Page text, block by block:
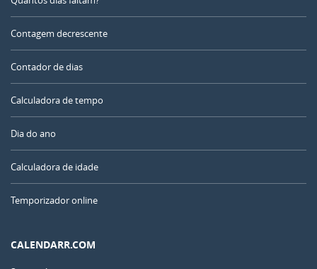
Contagem decrescente
Contador de dias
Calculadora de tempo
Dia do ano
Calculadora de idade
Temporizador online
CALENDARR.COM